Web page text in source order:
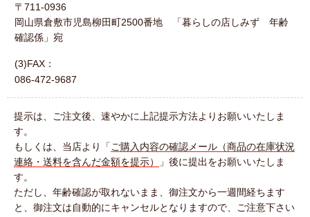
〒711-0936
岡山県倉敷市児島柳田町2500番地 「暮らしの店しみず 年齢
確認係」宛
(3)FAX：
086-472-9687
提示は、ご注文後、速やかに上記提示方法よりお願いいたしま
す。
もしくは、当店より「 ご購入内容の確認メール（商品の在庫状況
連絡・送料を含んだ金額を提示）
」後に提出をお願いいたしま
す。
ただし、年齢確認が取れないまま、御注文から一週間経ちます
と、御注文は自動的にキャンセルとなりますので、ご注意下さい